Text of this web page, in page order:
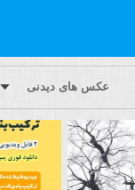
عکس های دیدنی